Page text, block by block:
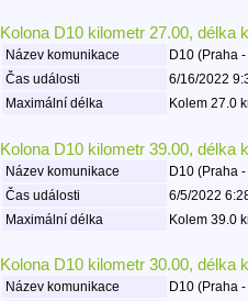
Kolona D10 kilometr 27.00, délka
Název komunikace
D10 (Praha
Čas události
6/16/2022
Maximální délka
Kolem 27.0
Kolona D10 kilometr 39.00, délka
Název komunikace
D10 (Praha
Čas události
6/5/2022
Maximální délka
Kolem 39.0
Kolona D10 kilometr 30.00, délka
Název komunikace
D10 (Praha